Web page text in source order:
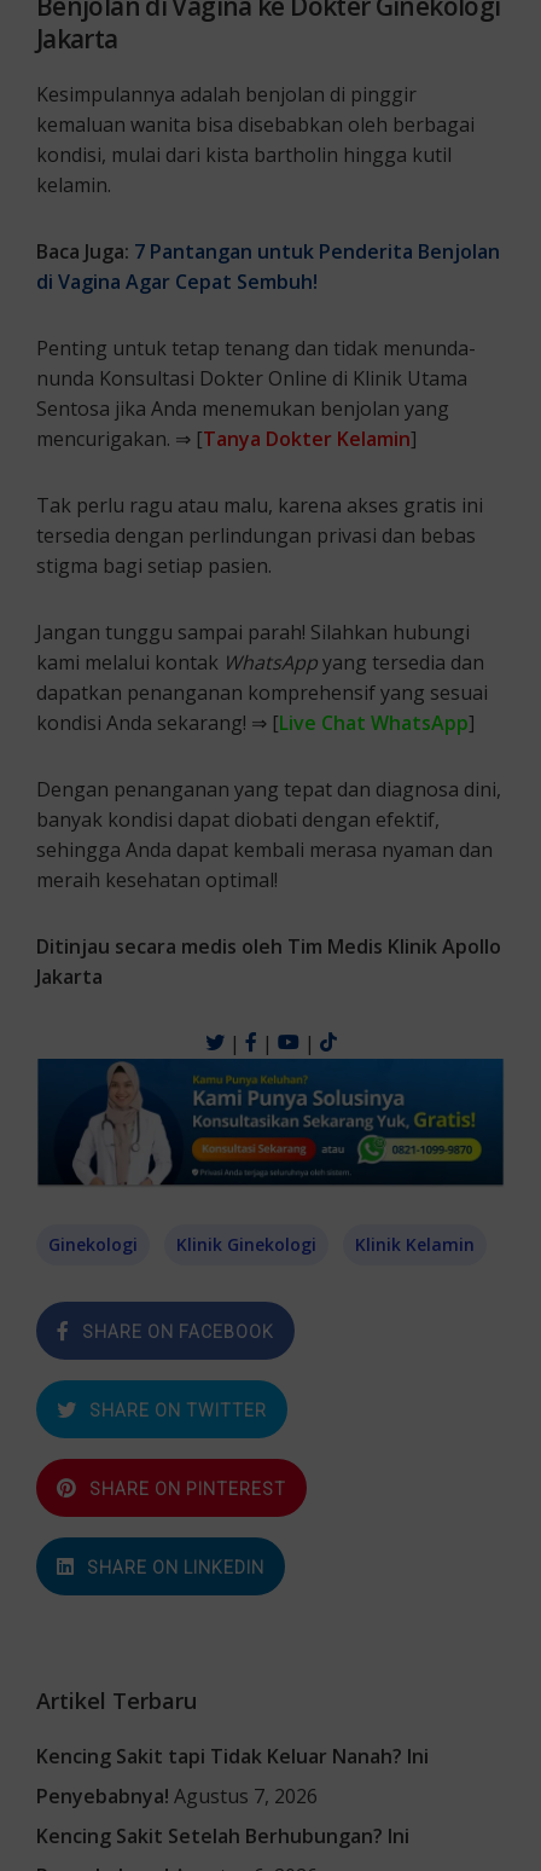
Jakarta
Kesimpulannya adalah benjolan di pinggir
kemaluan wanita bisa disebabkan oleh berbagai
kondisi, mulai dari kista bartholin hingga kutil
kelamin.
Baca Juga: 7 Pantangan untuk Penderita Benjolan
di Vagina Agar Cepat Sembuh!
Penting untuk tetap tenang dan tidak menunda-
nunda Konsultasi Dokter Online di Klinik Utama
Sentosa jika Anda menemukan benjolan yang
mencurigakan. ⇒ [Tanya Dokter Kelamin]
Tak perlu ragu atau malu, karena akses gratis ini
tersedia dengan perlindungan privasi dan bebas
stigma bagi setiap pasien.
Jangan tunggu sampai parah! Silahkan hubungi
kami melalui kontak WhatsAppyang tersedia dan
dapatkan penanganan komprehensif yang sesuai
kondisi Anda sekarang! ⇒ [Live Chat WhatsApp]
Dengan penanganan yang tepat dan diagnosa dini,
banyak kondisi dapat diobati dengan efektif,
sehingga Anda dapat kembali merasa nyaman dan
meraih kesehatan optimal!
Ditinjau secara medis oleh Tim Medis Klinik Apollo
Jakarta
| | |
Ginekologi Klinik Ginekologi Klinik Kelamin
SHARE ON FACEBOOK
SHARE ON TWITTER
SHARE ON PINTEREST
SHARE ON LINKEDIN
Artikel Terbaru
Kencing Sakit tapi Tidak Keluar Nanah? Ini
Penyebabnya! Agustus 7, 2026
Kencing Sakit Setelah Berhubungan? Ini